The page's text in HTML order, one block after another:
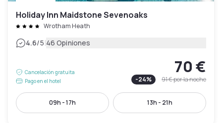
Holiday Inn Maidstone Sevenoaks
Wrotham Heath
4.6/5|46 Opiniones
Cancelación gratuita
Pago en el hotel
70 €
-24% 91 €por la noche
09h - 17h 13h - 21h